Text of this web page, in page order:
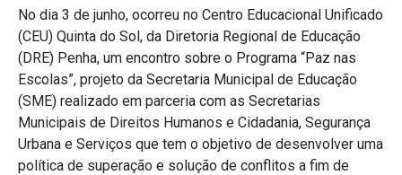
No dia 3 de junho, ocorreu no Centro Educacional Unificado
(CEU) Quinta do Sol, da Diretoria Regional de Educação
(DRE) Penha, um encontro sobre o Programa “Paz nas
Escolas”, projeto da Secretaria Municipal de Educação
(SME) realizado em parceria com as Secretarias
Municipais de Direitos Humanos e Cidadania, Segurança
Urbana e Serviços que tem o objetivo de desenvolver uma
política de superação e solução de conflitos a fim de